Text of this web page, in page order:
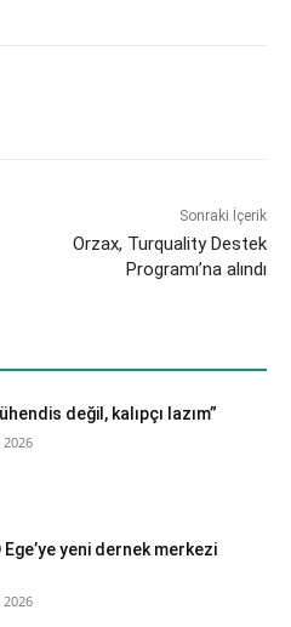
Sonraki İçerik
Orzax, Turquality Destek
Programı’na alındı
değil, kalıpçı lazım”
Ege’ye yeni dernek merkezi